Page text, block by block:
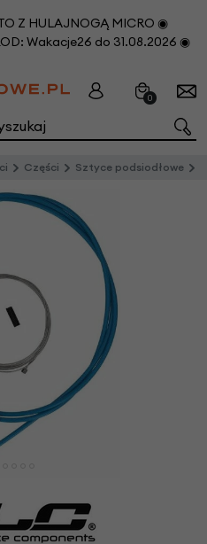
Z HULAJNOGĄ MICRO ◉
Wakacje26 do 31.08.2026 ◉
0
Części Sztyce podsiodłowe